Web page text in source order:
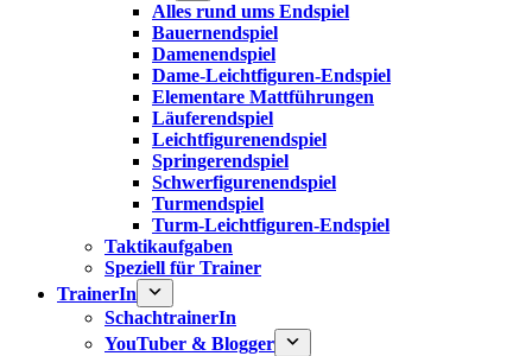
Alles rund ums Endspiel
Bauernendspiel
Damenendspiel
Dame-Leichtfiguren-Endspiel
Elementare Mattführungen
Läuferendspiel
Leichtfigurenendspiel
Springerendspiel
Schwerfigurenendspiel
Turmendspiel
Turm-Leichtfiguren-Endspiel
Taktikaufgaben
Speziell für Trainer
TrainerIn
SchachtrainerIn
YouTuber & Blogger